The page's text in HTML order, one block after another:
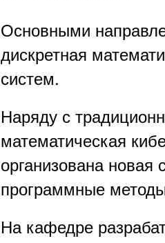
Основными
дискретная
систем.
Наряду с
математическая
организована новая
программные
На кафедре